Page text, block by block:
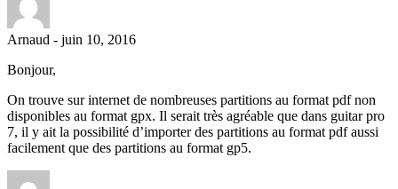
Arnaud - juin 10, 2016
Bonjour,
On trouve sur internet de nombreuses partitions au format pdf non
disponibles au format gpx. Il serait très agréable que dans guitar pro
7, il y ait la possibilité d’importer des partitions au format pdf aussi
facilement que des partitions au format gp5.